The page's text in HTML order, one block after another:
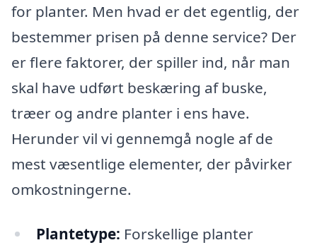
for planter. Men hvad er det egentlig, der
bestemmer prisen på denne service? Der
er flere faktorer, der spiller ind, når man
skal have udført beskæring af buske,
træer og andre planter i ens have.
Herunder vil vi gennemgå nogle af de
mest væsentlige elementer, der påvirker
omkostningerne.
Plantetype: Forskellige planter